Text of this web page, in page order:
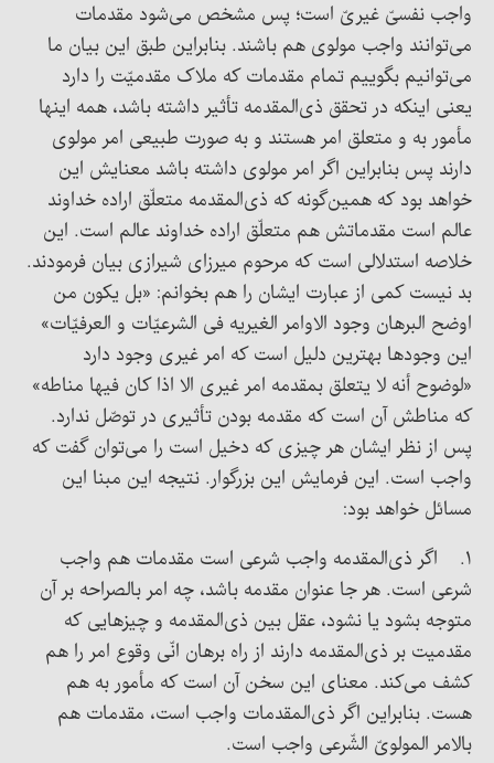
واجب نفسیّ غیریّ است؛ پس مشخص می‌شود مقدمات
می‌توانند واجب مولوی هم باشند. بنابراین طبق این بیان ما
می‌توانیم بگوییم تمام مقدمات که ملاک مقدمیّت را دارد
یعنی اینکه در تحقق ذی‌المقدمه تأثیر داشته باشد، همه اینها
مأمور به و متعلق امر هستند و به صورت طبیعی امر مولوی
دارند پس بنابراین اگر امر مولوی داشته باشد معنایش این
خواهد بود که همین‌گونه که ذی‌المقدمه متعلّق اراده خداوند
عالم است مقدماتش هم متعلّق اراده خداوند عالم است. این
خلاصه استدلالی است که مرحوم میرزای شیرازی بیان فرمودند.
بد نیست کمی از عبارت ایشان را هم بخوانم: «بل یکون من
اوضح البرهان وجود الاوامر الغیریه فی الشرعیّات و العرفیّات»
این وجودها بهترین دلیل است که امر غیری وجود دارد
«لوضوح أنه لا یتعلق بمقدمه امر غیری الا اذا کان فیها مناطه»
که مناطش آن است که مقدمه بودن تأثیری در توصّل ندارد.
پس از نظر ایشان هر چیزی که دخیل است را می‌توان گفت که
واجب است. این فرمایش این بزرگوار. نتیجه این مبنا این
مسائل خواهد بود:
۱. اگر ذی‌المقدمه واجب شرعی است مقدمات هم واجب
شرعی است. هر جا عنوان مقدمه باشد، چه امر بالصراحه بر آن
متوجه بشود یا نشود، عقل بین ذی‌المقدمه و چیزهایی که
مقدمیت بر ذی‌المقدمه دارند از راه برهان انّی وقوع امر را هم
کشف می‌کند. معنای این سخن آن است که مأمور به هم
هست. بنابراین اگر ذی‌المقدمات واجب است، مقدمات هم
بالامر المولویّ الشّرعی واجب است.